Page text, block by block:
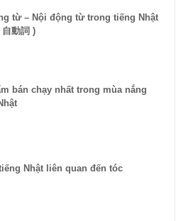
từ – Nội động từ trong tiếng Nhật
動詞 )
bán chạy nhất trong mùa nắng
Nhật liên quan đến tóc